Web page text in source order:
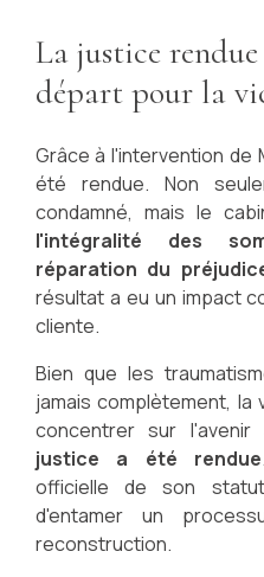
La justice
départ pour la
Grâce à l'intervention de
été rendue. Non
condamné, mais le
l'intégralité des
réparation du
résultat a eu un impact
cliente.
Bien que les
jamais complètement, la
concentrer sur
justice a été rendue
officielle de son
d'entamer un
reconstruction.